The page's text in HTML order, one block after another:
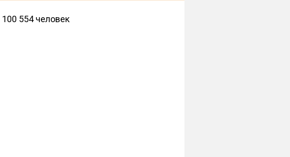
100 554 человек